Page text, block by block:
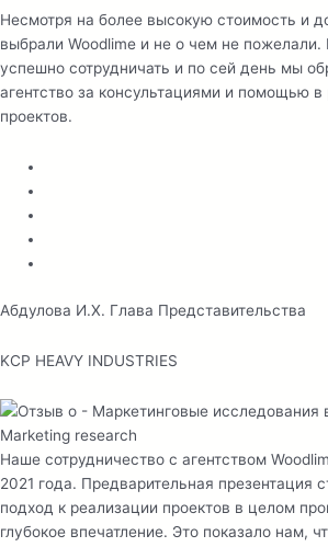
Несмотря на более высокую стоимость и
выбрали Woodlime и не о чем не
успешно сотрудничать и по сей день мы
агентство за консультациями и помощью в
проектов.
Абдулова И.Х. Глава Представительства
KCP HEAVY INDUSTRIES
Наше сотрудничество с агентством
2021 года. Предварительная презентация
подход к реализации проектов в целом
глубокое впечатление. Это показало нам,